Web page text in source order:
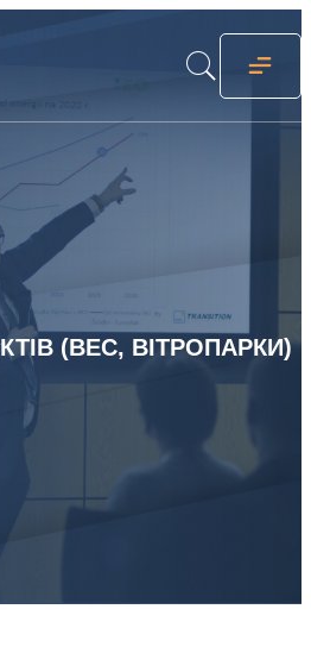
(ВЕС, ВІТРОПАРКИ)